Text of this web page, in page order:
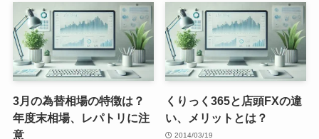
3月の為替相場の特徴は？
年度末相場、レパトリに注
意
くりっく365と店頭FXの違
い、メリットとは？
2014/03/19